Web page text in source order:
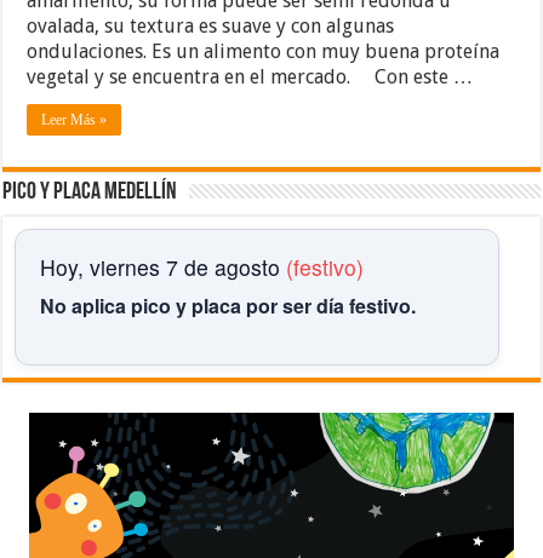
ovalada, su textura es suave y con algunas
ondulaciones. Es un alimento con muy buena proteína
vegetal y se encuentra en el mercado. Con este …
Leer Más »
Pico y placa Medellín
Hoy, viernes 7 de agosto (festivo)
No aplica pico y placa por ser día festivo.